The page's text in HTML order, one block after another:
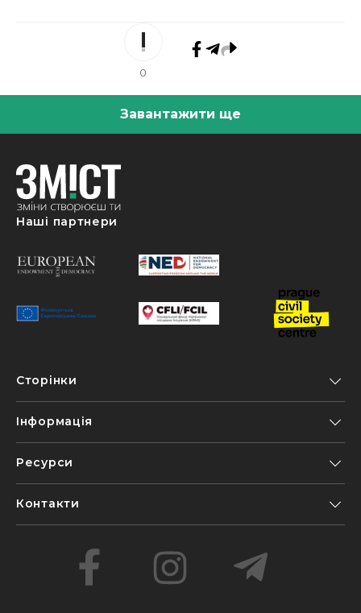
0
Завантажити ще
Наші партнери
Сторінки
Інформація
Ресурси
Контакти